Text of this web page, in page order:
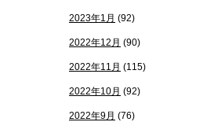
2023年1月 (92)
2022年12月 (90)
2022年11月 (115)
2022年10月 (92)
2022年9月 (76)